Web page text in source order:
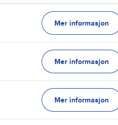
Mer informasjon
Mer informasjon
Mer informasjon